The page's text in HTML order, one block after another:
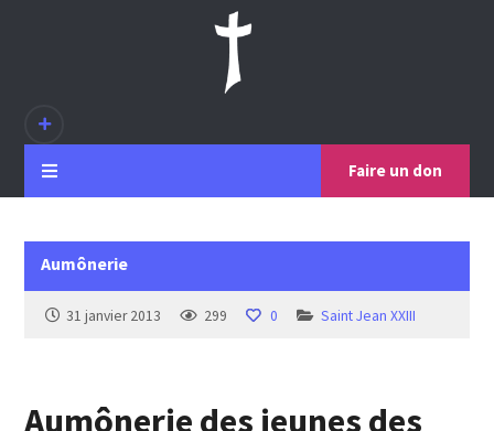
Faire un don
Aumônerie
31 janvier 2013 299 0 Saint Jean XXIII
Aumônerie des jeunes des